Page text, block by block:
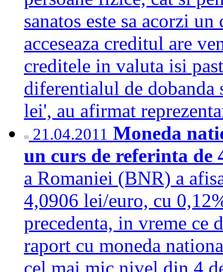
sanatos este sa acorzi
acceseaza creditul are
creditele in valuta isi
diferentialul de
lei', au afirmat
21.04.2011 Moneda
un curs de referinta de
a Romaniei (BNR) a
4,0906 lei/euro, cu
precedenta, in vreme ce
raport cu moneda